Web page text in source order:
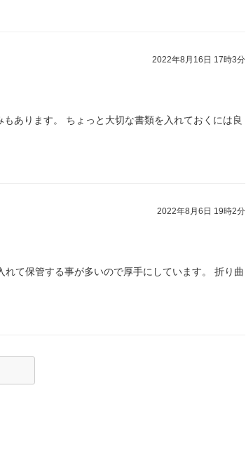
2022年8月16日 17時3分
あります。 ちょっと大切な書類を入れておくには良
2022年8月6日 19時2分
て保管する事が多いので厚手にしています。 折り曲